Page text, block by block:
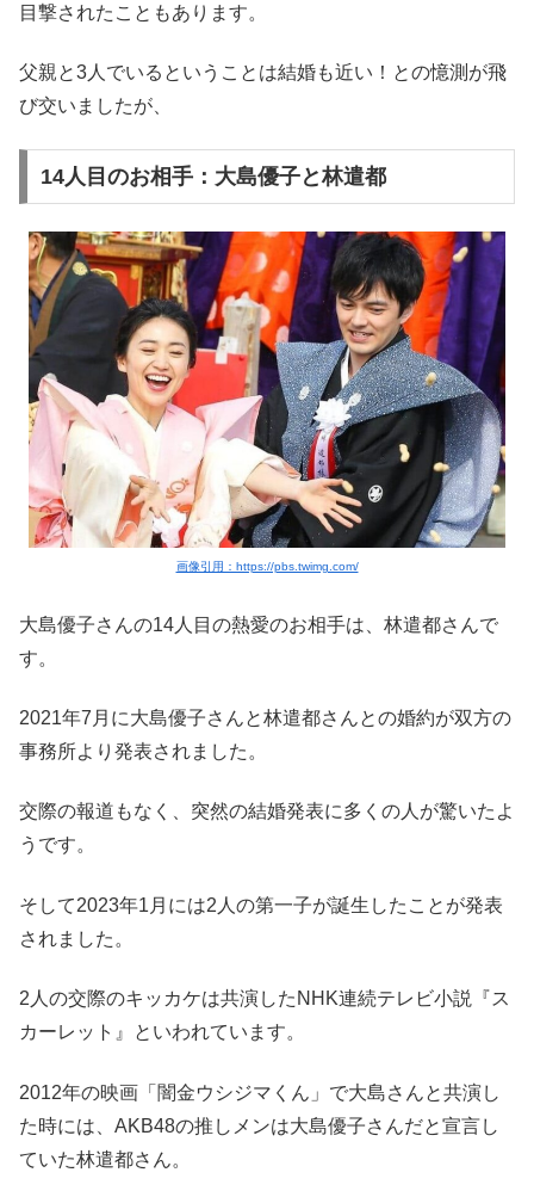
目撃されたこともあります。
父親と3人でいるということは結婚も近い！との憶測が飛
び交いましたが、
14人目のお相手：大島優子と林遣都
画像引用：https://pbs.twimg.com/
大島優子さんの14人目の熱愛のお相手は、林遣都さんで
す。
2021年7月に大島優子さんと林遣都さんとの婚約が双方の
事務所より発表されました。
交際の報道もなく、突然の結婚発表に多くの人が驚いたよ
うです。
そして2023年1月には2人の第一子が誕生したことが発表
されました。
2人の交際のキッカケは共演したNHK連続テレビ小説『ス
カーレット』といわれています。
2012年の映画「闇金ウシジマくん」で大島さんと共演し
た時には、AKB48の推しメンは大島優子さんだと宣言し
ていた林遣都さん。